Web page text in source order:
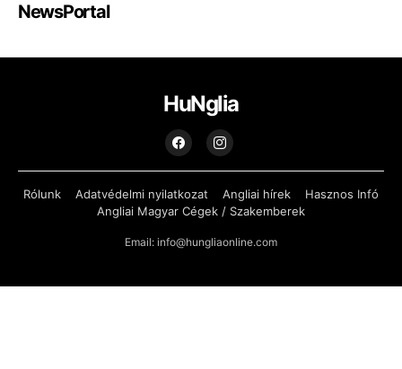
NewsPortal
HuNglia
Rólunk Adatvédelmi nyilatkozat Angliai hírek
Hasznos Infó
Angliai Magyar Cégek / Szakemberek
Email: info@hungliaonline.com